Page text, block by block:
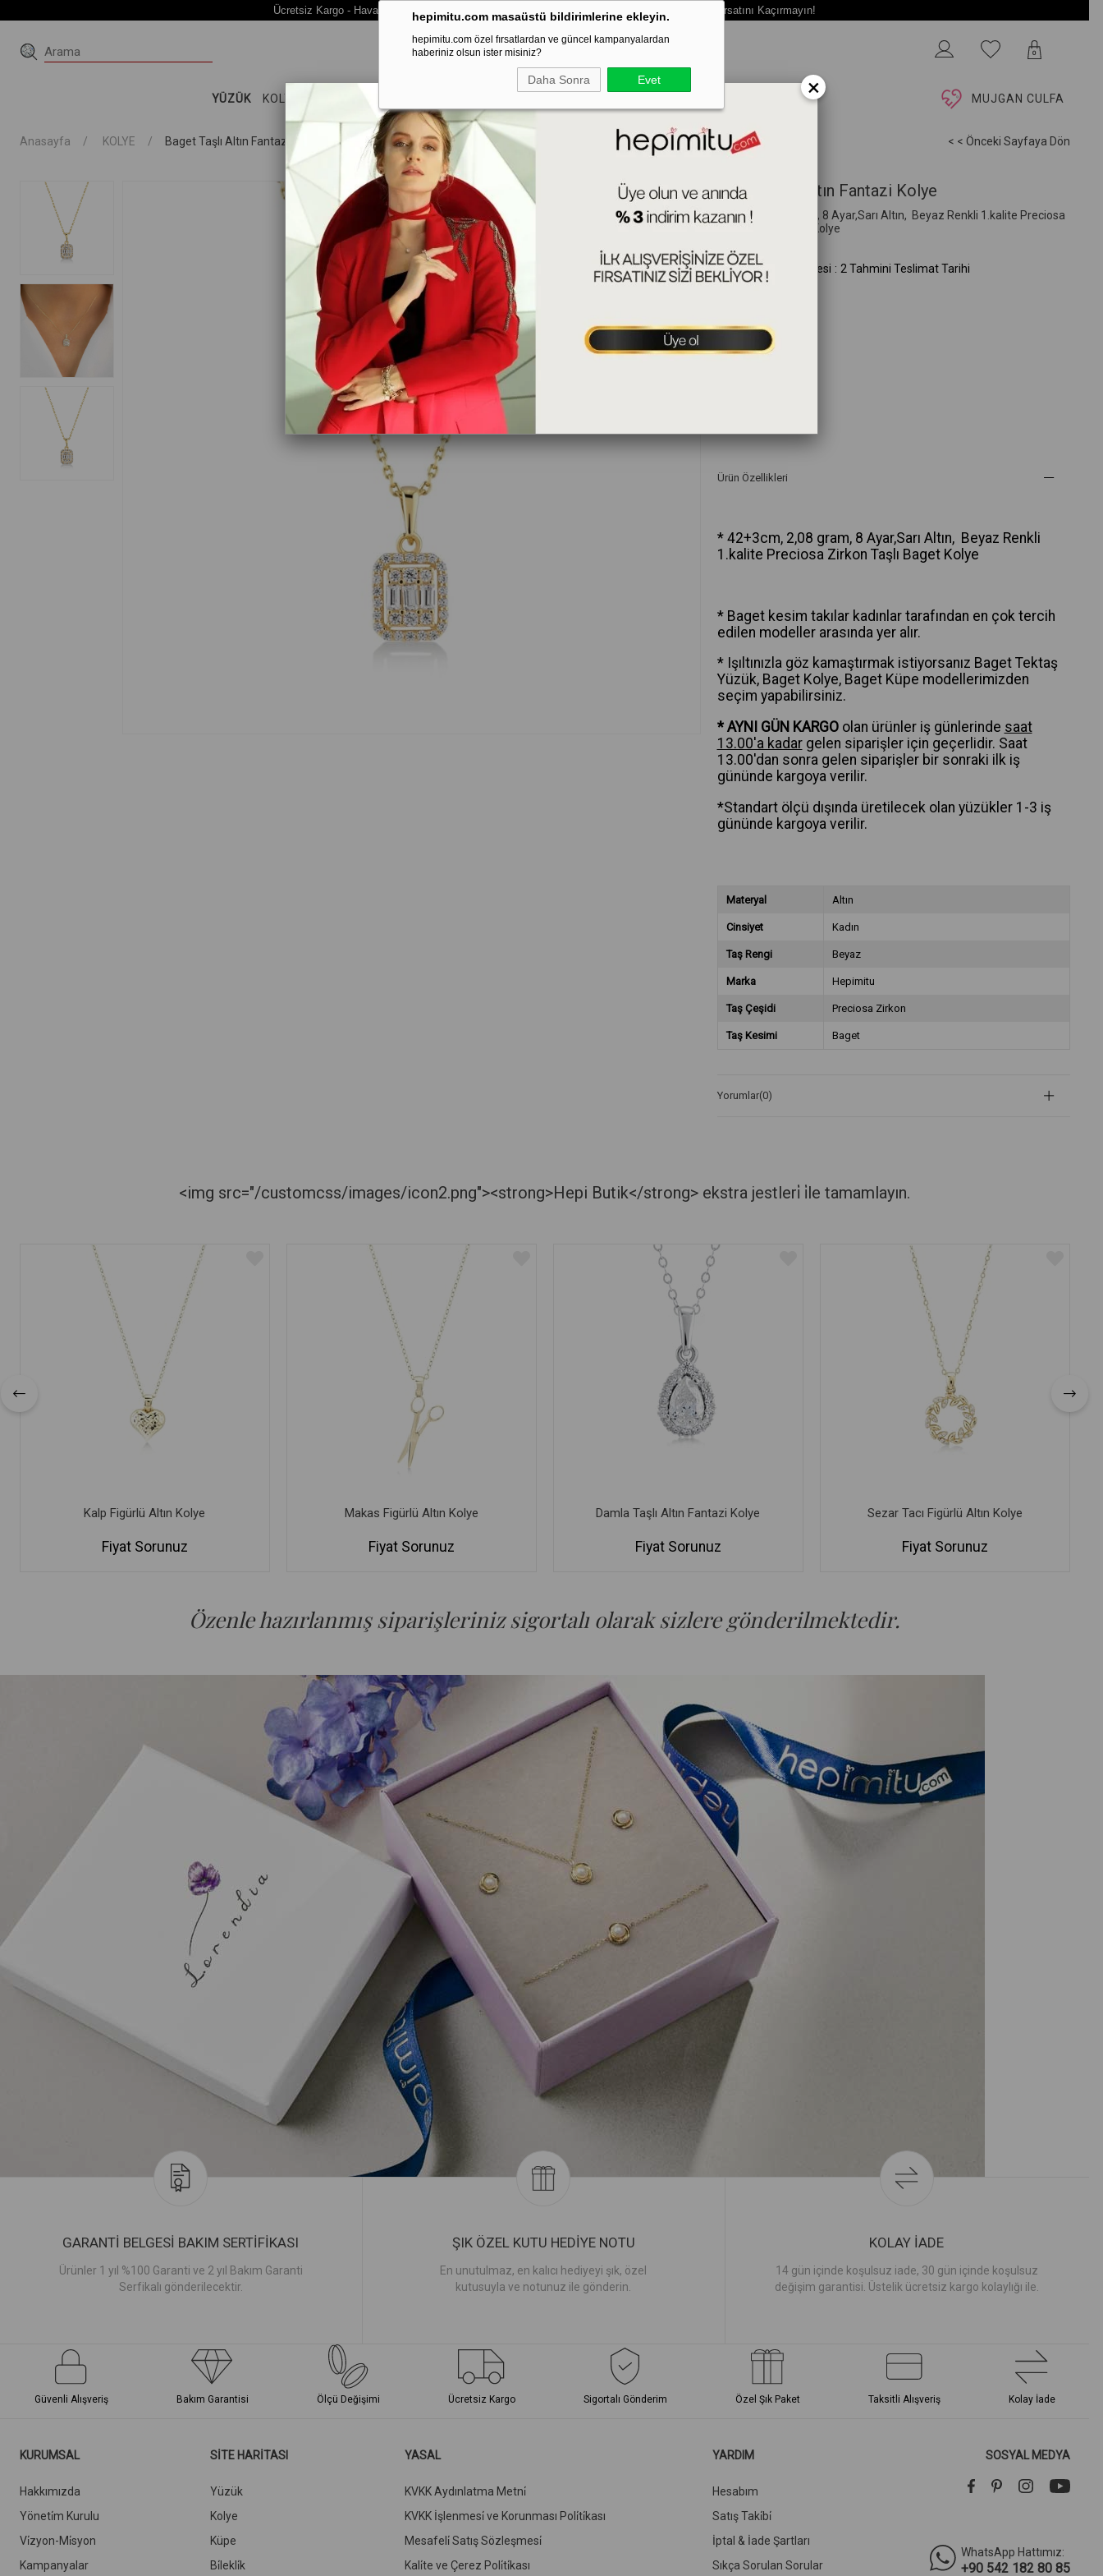
hepimitu.com masaüstü bildirimlerine ekleyin.
hepimitu.com özel fırsatlardan ve güncel kampanyalardan
haberiniz olsun ister misiniz?
Daha Sonra Evet
Ücretsiz Kargo - Havale /Eft Ödemelerinde Extra %3 İndirim - Vade Farksız 3 Taksit Ödeme Fırsatını Kaçırmayın!
0
YÜZÜK KOLYE MUJGAN CULFA
Anasayfa KOLYE Baget Taşlı Altın Fantazi Kolye < < Önceki Sayfaya Dön
Baget Taşlı Altın Fantazi Kolye
42+3cm, 2,18 gram, 8 Ayar,Sarı Altın, Beyaz Renkli 1.kalite Preciosa
Zirkon Taşlı Baget Kolye
(KLTA.116.01.05.00)
Tahmini Teslim Süresi : 2 Tahmini Teslimat Tarihi
Renk Seçiniz
Ürün Özellikleri
* 42+3cm, 2,08 gram, 8 Ayar,Sarı Altın, Beyaz Renkli
1.kalite Preciosa Zirkon Taşlı Baget Kolye
* Baget kesim takılar kadınlar tarafından en çok tercih
edilen modeller arasında yer alır.
* Işıltınızla göz kamaştırmak istiyorsanız Baget Tektaş
Yüzük, Baget Kolye, Baget Küpe modellerimizden
seçim yapabilirsiniz.
* AYNI GÜN KARGOolan ürünler iş günlerinde saat
13.00'a kadargelen siparişler için geçerlidir. Saat
13.00'dan sonra gelen siparişler bir sonraki ilk iş
gününde kargoya verilir.
*Standart ölçü dışında üretilecek olan yüzükler 1-3 iş
gününde kargoya verilir.
Materyal Altın
Cinsiyet Kadın
Taş Rengi Beyaz
Marka Hepimitu
Taş Çeşidi Preciosa Zirkon
Taş Kesimi Baget
Yorumlar(0)
<img src="/customcss/images/icon2.png"><strong>Hepi Butik</strong> ekstra jestleri̇ i̇le tamamlayın.
Kalp Figürlü Altın Kolye
Fiyat Sorunuz
Makas Figürlü Altın Kolye
Fiyat Sorunuz
Damla Taşlı Altın Fantazi Kolye
Fiyat Sorunuz
Sezar Tacı Figürlü Altın Kolye
Fiyat Sorunuz
Özenle hazırlanmış siparişleriniz sigortalı olarak sizlere gönderilmektedir.
GARANTİ BELGESİ BAKIM SERTİFİKASI
Ürünler 1 yıl %100 Garanti ve 2 yıl Bakım Garanti
Serfikalı gönderilecektir.
ŞIK ÖZEL KUTU HEDİYE NOTU
En unutulmaz, en kalıcı hediyeyi şık, özel
kutusuyla ve notunuz ile gönderin.
KOLAY İADE
14 gün içinde koşulsuz iade, 30 gün içinde koşulsuz
değişim garantisi. Üstelik ücretsiz kargo kolaylığı ile.
Güvenli Alışveriş Bakım Garantisi Ölçü Değişimi Ücretsiz Kargo Sigortalı Gönderim Özel Şık Paket Taksitli Alışveriş Kolay İade
KURUMSAL
Hakkımızda
Yöneti̇m Kurulu
Vi̇zyon-Mi̇syon
Kampanyalar
SİTE HARİTASI
Yüzük
Kolye
Küpe
Bi̇lekli̇k
YASAL
KVKK Aydınlatma Metni̇
KVKK İşlenmesi̇ ve Korunması Poli̇ti̇kası
Mesafeli̇ Satış Sözleşmesi̇
Kali̇te ve Çerez Poli̇ti̇kası
YARDIM
Hesabım
Satış Taki̇bi̇
İptal & İade Şartları
Sıkça Sorulan Sorular
SOSYAL MEDYA
WhatsApp Hattımız:
+90 542 182 80 85
×